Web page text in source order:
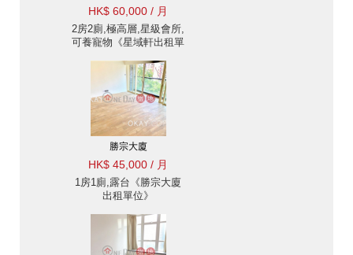
HK$ 60,000 / 月
2房2廁,極高層,星級會所,
可養寵物《星域軒出租單
勝宗大廈
HK$ 45,000 / 月
1房1廁,露台《勝宗大廈
出租單位》